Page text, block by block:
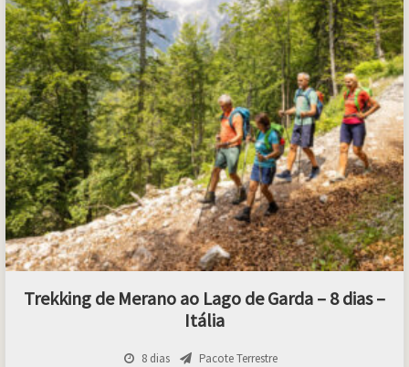
Trekking de Merano ao Lago de Garda – 8 dias –
Itália
8 dias Pacote Terrestre